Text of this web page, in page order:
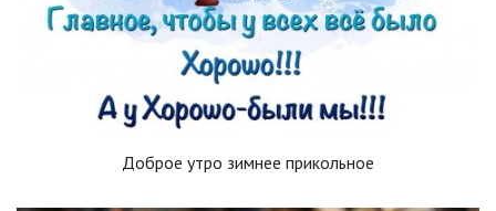
Доброе утро зимнее прикольное